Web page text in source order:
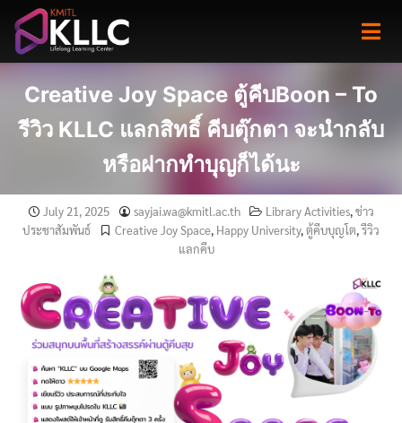
content
Creative Joy Space ตู้คีบBoon – To
รีวิว KLLC แลกสิทธิ์ คีบตุ๊กตา จะนำกลับ
หรือฝากทำบุญก็ได้นะ
July 21, 2025 sayjai.wa@kmitl.ac.th Library Activities,ข่าว
ประชาสัมพันธ์
Creative Joy Space, Happy University,ตู้คีบบุญโต,รีวิว
แลกคีบ